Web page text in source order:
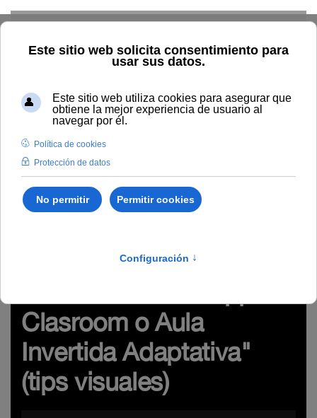
Inicio Innovación
Conocimiento abierto y difusión
Recursos Educativos en abierto
Clasroom o Aula Invertida Adaptativa" (tips visuales)
Clasroom o Aula
Invertida Adaptativa"
(tips visuales)